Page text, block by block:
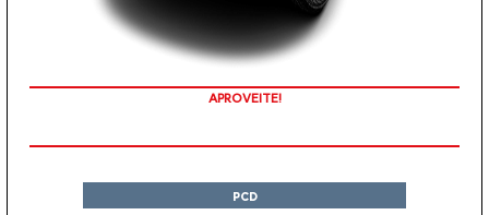
APROVEITE!
PCD